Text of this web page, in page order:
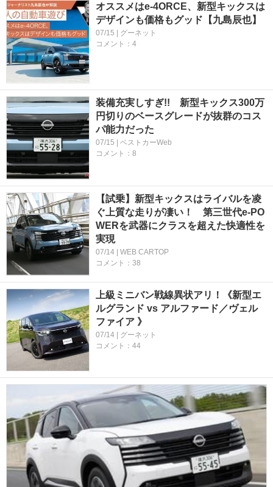
オススメはe-4ORCE、新型キックスは
デザインも価格もグッド【九島辰也】
07/15 | グーネット
コメント：4
装備充実しすぎ!! 新型キックス300万
円切りのベースグレードが抜群のコス
パ能力だった
07/15 | ベストカーWeb
コメント：8
【試乗】新型キックスはライバルを凌
ぐ上質な走りが凄い！ 第三世代e-PO
WERを武器にクラスを超えた快適性を
実現
07/14 | WEB CARTOP
コメント：38
上級ミニバン戦線異状アリ！《新型エ
ルグランド vs アルファード／ヴェル
ファイア 》
07/14 | グーネット
コメント：44